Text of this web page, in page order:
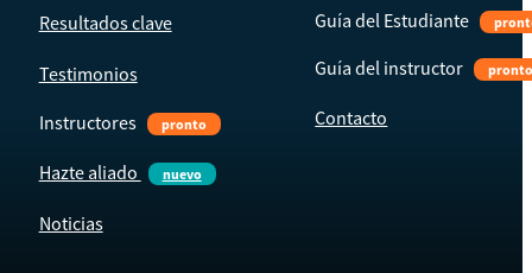
Resultados clave
Testimonios
Instructores pronto
Hazte aliado nuevo
Noticias
Guía del Estudiante
Guía del instructor
Contacto